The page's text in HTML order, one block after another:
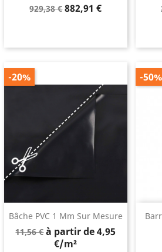
Prix
929,38 €Prix
882,91 €
Bâche PVC 1 Mm Sur Mesure
Prix
11,56 € à partir de 4,95
€/m²
-20% -50%